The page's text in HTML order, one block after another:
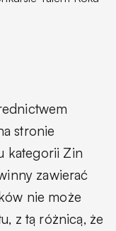
stronie
kategorii Zin
zawierać
nie może
z tą różnicą, że